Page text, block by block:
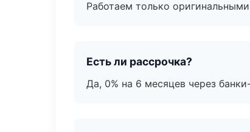
Работаем только
Есть ли рассрочка?
Да, 0% на 6 месяцев через